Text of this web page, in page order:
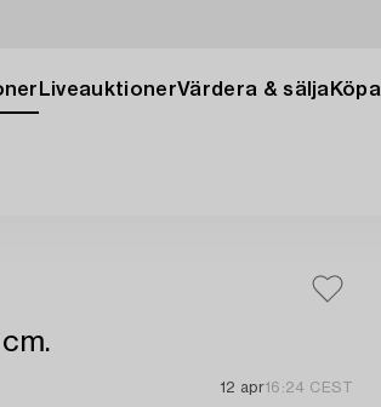
LiveauktionerVärdera & sälja Köpa
12 apr16:24 CEST